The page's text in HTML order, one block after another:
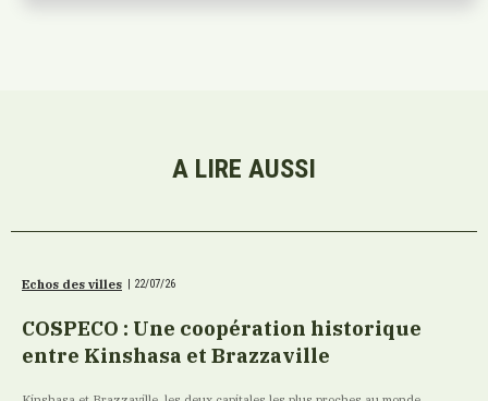
A LIRE AUSSI
Echos des villes | 22/07/26
COSPECO : Une coopération historique
entre Kinshasa et Brazzaville